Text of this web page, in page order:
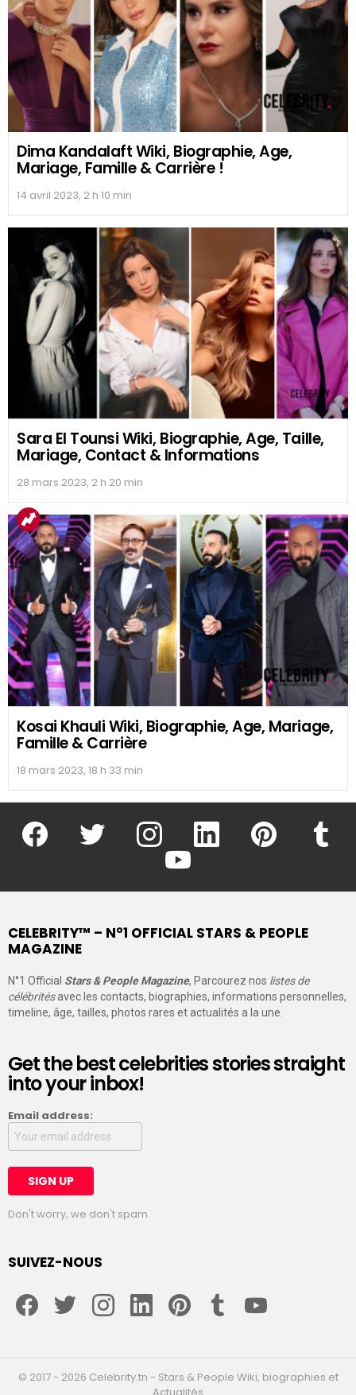
Dima Kandalaft Wiki, Biographie, Age,
Mariage, Famille & Carrière !
14 avril 2023, 2 h 10 min
Sara El Tounsi Wiki, Biographie, Age, Taille,
Mariage, Contact & Informations
28 mars 2023, 2 h 20 min
Kosai Khauli Wiki, Biographie, Age, Mariage,
Famille & Carrière
18 mars 2023, 18 h 33 min
facebook twitter instagram linkedin pinterest
youtube
CELEBRITY™ – N°1 OFFICIAL STARS & PEOPLE
MAGAZINE
N°1 Official Stars & People Magazine, Parcourez nos listes de
célébritésavec les contacts, biographies, informations personnelles,
timeline, âge, tailles, photos rares et actualités a la une.
Get the best celebrities stories straight
into your inbox!
Email address:
Don't worry, we don't spam
SUIVEZ-NOUS
© 2017 - 2026 Celebrity.tn - Stars & People Wiki, biographies et